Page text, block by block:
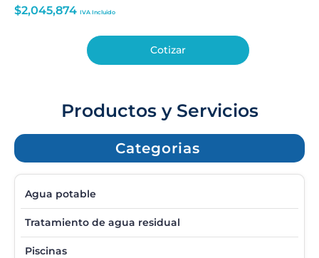
$2,045,874 IVA Incluido
Cotizar
Productos y Servicios
Categorias
Agua potable
Tratamiento de agua residual
Piscinas